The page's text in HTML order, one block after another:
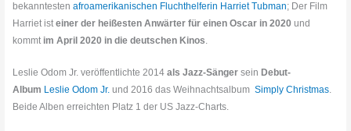
bekanntestenafroamerikanischen Fluchthelferin Harriet Tubman; Der Film
Harriet isteiner der heißesten Anwärter für einen Oscar in 2020und
kommt im April 2020 in die deutschen Kinos.
Leslie Odom Jr. veröffentlichte 2014als Jazz-Sängersein Debut-
Album Leslie Odom Jr. und 2016 das WeihnachtsalbumSimply Christmas.
Beide Alben erreichten Platz 1 der US Jazz-Charts.